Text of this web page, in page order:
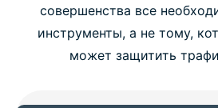
совершенства все
инструменты, а не тому,
может защитить